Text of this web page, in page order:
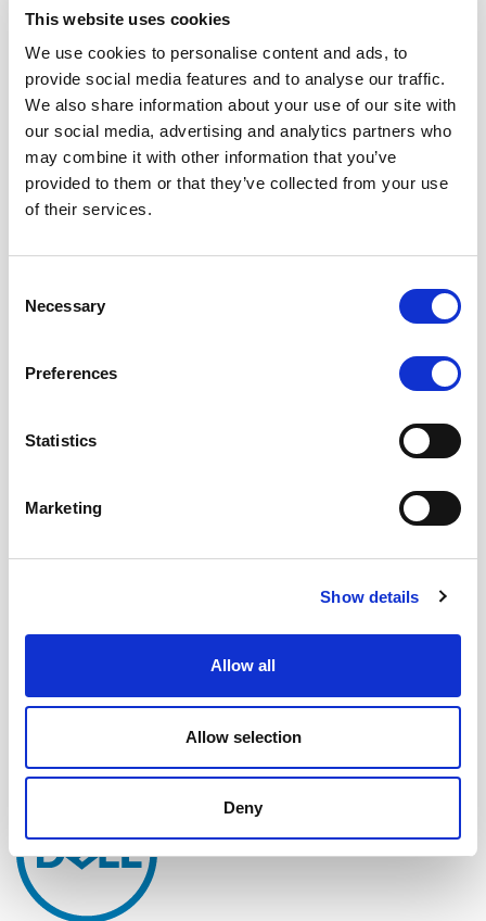
This website uses cookies
We use cookies to personalise content and ads, to
provide social media features and to analyse our traffic.
We also share information about your use of our site with
our social media, advertising and analytics partners who
may combine it with other information that you’ve
provided to them or that they’ve collected from your use
of their services.
Selection
Necessary
Preferences
Statistics
Marketing
Show details
Allow all
Allow selection
Deny
All flash HP Enterprise storages
SSD δίσκους με αποδοση μέχρι 100.000 IOPS για να είστε
αλλά και την ακεραιότητα των δεδομένων σας.
Cisco Enterprise Equipment
Nexus 10G switches, ASR Edge routers και NextGen
firewalls για να είστε σίγουροι για την δικτυακή
διαθεσιμότητα και απόδοση με 20GBps connectivity ανά
server και 160GBps intra-rack connectivity.